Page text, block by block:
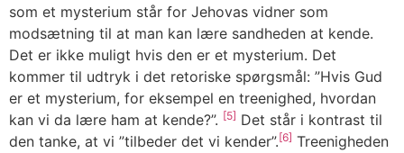
som et mysterium står for Jehovas vidner som
modsætning til at man kan lære sandheden at kende.
Det er ikke muligt hvis den er et mysterium. Det
kommer til udtryk i det retoriske spørgsmål: ”Hvis Gud
er et mysterium, for eksempel en treenighed, hvordan
kan vi da lære ham at kende?”. [5] Det står i kontrast til
den tanke, at vi ”tilbeder det vi kender”.[6] Treenigheden